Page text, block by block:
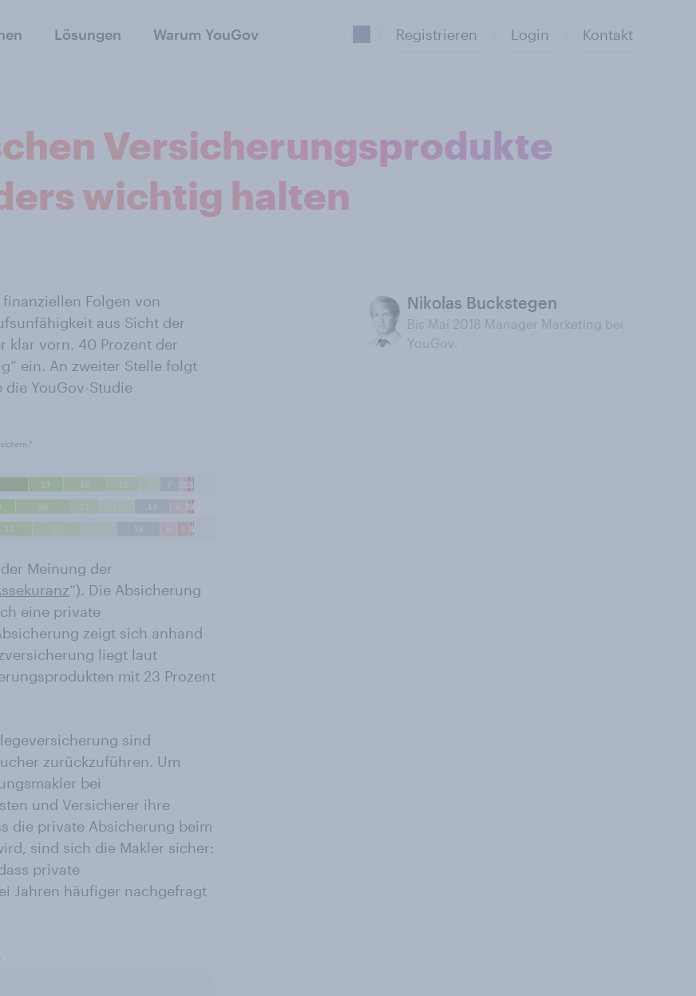
Lösungen Warum YouGov Registrieren Login Kontakt
Versicherungsprodukte
wichtig halten
Folgen von
aus Sicht der
klar vorn. 40 Prozent der
ein. An zweiter Stelle folgt
YouGov-Studie
Meinung der
“). Die Absicherung
eine private
zeigt sich anhand
liegt laut
mit 23 Prozent
sind
zurückzuführen. Um
bei
und Versicherer ihre
die private Absicherung beim
sind sich die Makler sicher:
private
Jahren häufiger nachgefragt
Nikolas Buckstegen
Bis Mai 2018 Manager Marketing bei
YouGov.